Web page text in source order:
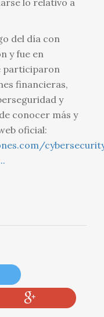
lo relativo a
del día con
y fue en
participaron
financieras,
y
conocer más y
oficial: